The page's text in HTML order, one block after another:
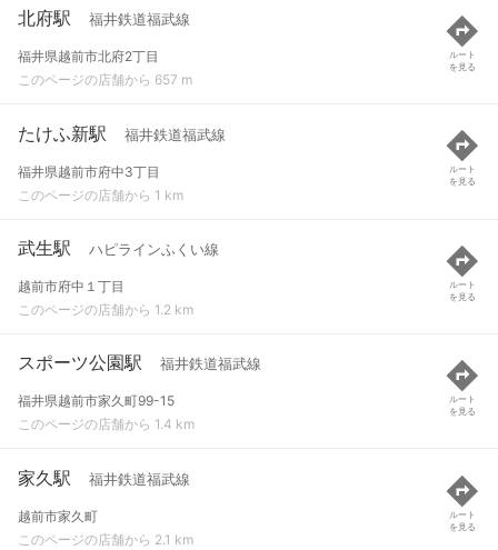
北府駅 福井鉄道福武線
福井県越前市北府2丁目
このページの店舗から 657 m
ルート
を見る
たけふ新駅 福井鉄道福武線
福井県越前市府中3丁目
このページの店舗から 1 km
ルート
を見る
武生駅 ハピラインふくい線
越前市府中１丁目
このページの店舗から 1.2 km
ルート
を見る
スポーツ公園駅 福井鉄道福武線
福井県越前市家久町99-15
このページの店舗から 1.4 km
ルート
を見る
家久駅 福井鉄道福武線
越前市家久町
このページの店舗から 2.1 km
ルート
を見る